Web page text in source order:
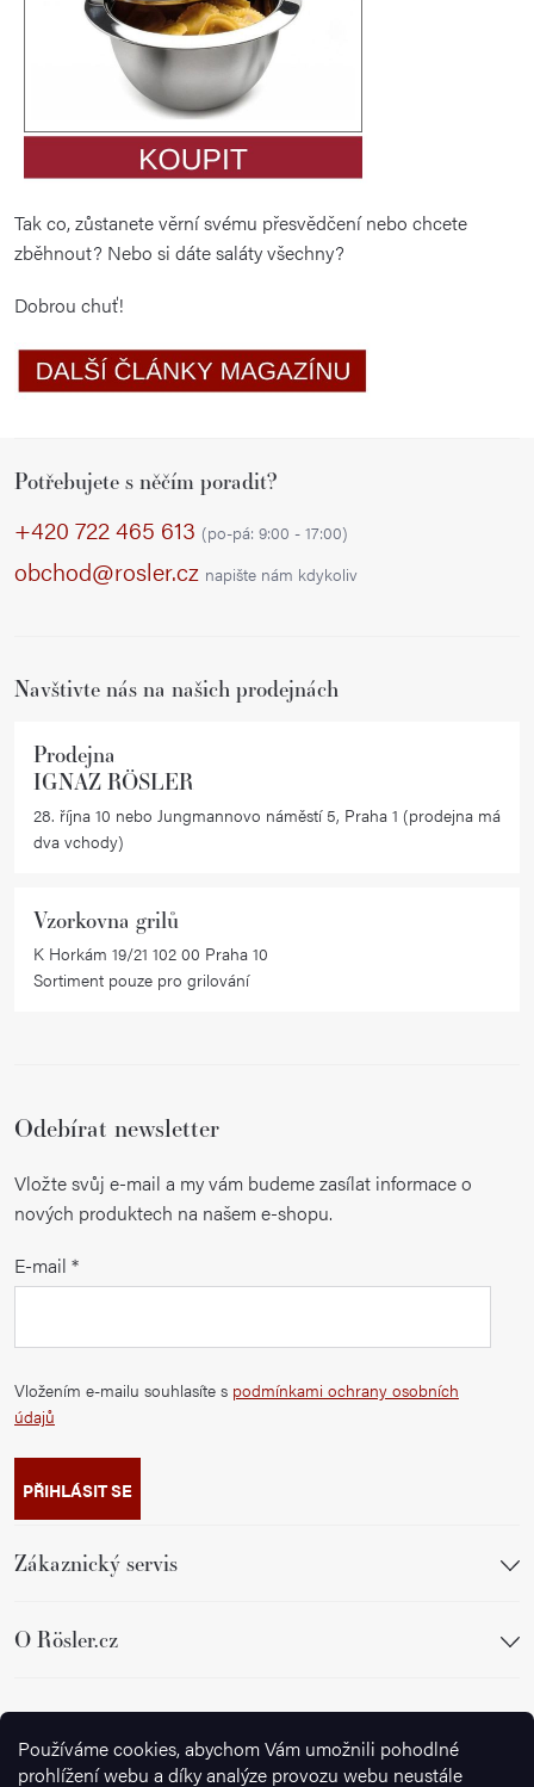
Používáme cookies, abychom Vám umožnili pohodlné
prohlížení webu a díky analýze provozu webu neustále
Tak co, zůstanete věrní svému přesvědčení nebo chcete
zběhnout? Nebo si dáte saláty všechny?
Dobrou chuť!
Potřebujete s něčím poradit?
+420 722 465 613 (po-pá: 9:00 - 17:00)
obchod@rosler.cz napište nám kdykoliv
Navštivte nás na našich prodejnách
Prodejna
IGNAZ RÖSLER
28. října 10 nebo Jungmannovo náměstí 5, Praha 1 (prodejna má
dva vchody)
Vzorkovna grilů
K Horkám 19/21 102 00 Praha 10
Sortiment pouze pro grilování
Odebírat newsletter
Vložte svůj e-mail a my vám budeme zasílat informace o
nových produktech na našem e-shopu.
E-mail
Vložením e-mailu souhlasíte s podmínkami ochrany osobních
údajů
PŘIHLÁSIT SE
Zákaznický servis
O Rösler.cz
Sledujte nás